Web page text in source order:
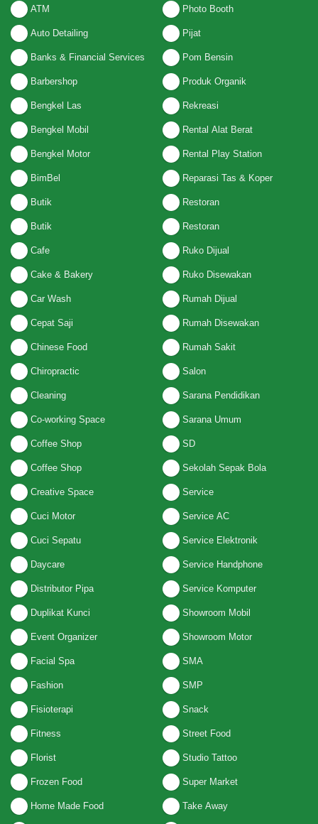
ATM
Auto Detailing
Banks & Financial Services
Barbershop
Bengkel Las
Bengkel Mobil
Bengkel Motor
BimBel
Butik
Butik
Cafe
Cake & Bakery
Car Wash
Cepat Saji
Chinese Food
Chiropractic
Cleaning
Co-working Space
Coffee Shop
Coffee Shop
Creative Space
Cuci Motor
Cuci Sepatu
Daycare
Distributor Pipa
Duplikat Kunci
Event Organizer
Facial Spa
Fashion
Fisioterapi
Fitness
Florist
Frozen Food
Home Made Food
Photo Booth
Pijat
Pom Bensin
Produk Organik
Rekreasi
Rental Alat Berat
Rental Play Station
Reparasi Tas & Koper
Restoran
Restoran
Ruko Dijual
Ruko Disewakan
Rumah Dijual
Rumah Disewakan
Rumah Sakit
Salon
Sarana Pendidikan
Sarana Umum
SD
Sekolah Sepak Bola
Service
Service AC
Service Elektronik
Service Handphone
Service Komputer
Showroom Mobil
Showroom Motor
SMA
SMP
Snack
Street Food
Studio Tattoo
Super Market
Take Away